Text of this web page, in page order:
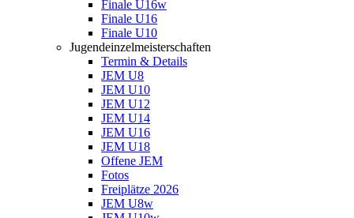
Finale U16w
Finale U16
Finale U10
Jugendeinzelmeisterschaften
Termin & Details
JEM U8
JEM U10
JEM U12
JEM U14
JEM U16
JEM U18
Offene JEM
Fotos
Freiplätze 2026
JEM U8w